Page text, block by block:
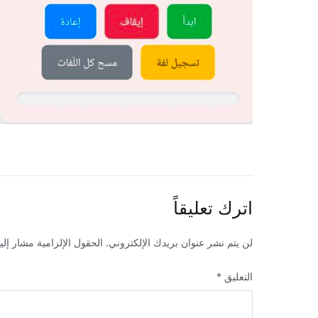
اترك تعليقاً
لن يتم نشر عنوان بريدك الإلكتروني. الحقول الإلزامية مشار
التعليق *